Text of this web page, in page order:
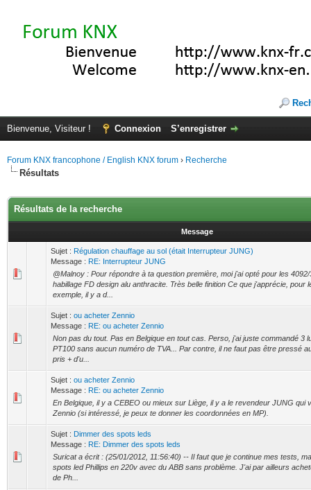
Bienvenue, Visiteur ! Connexion S’enregistrer
Forum KNX francophone / English KNX forum › Recherche
Résultats
Résultats de la recherche
Message
Sujet : Régulation chauffage au sol (était Interrupteur JUNG)
Message : RE: Interrupteur JUNG
@Malnoy : Pour répondre à ta question première, moi j'ai opté pour les
habillage FD design alu anthracite. Très belle finition Ce que j'apprécie, pour
exemple, il y a d...
Sujet : ou acheter Zennio
Message : RE: ou acheter Zennio
Non pas du tout. Pas en Belgique en tout cas. Perso, j'ai juste commandé 3
PT100 sans aucun numéro de TVA... Par contre, il ne faut pas être pressé
pris + d'u...
Sujet : ou acheter Zennio
Message : RE: ou acheter Zennio
En Belgique, il y a CEBEO ou mieux sur Liège, il y a le revendeur JUNG qui
Zennio (si intéressé, je peux te donner les coordonnées en MP).
Sujet : Dimmer des spots leds
Message : RE: Dimmer des spots leds
Suricat a écrit : (25/01/2012, 11:56:40) -- Il faut que je continue mes tests,
spots led Phillips en 220v avec du ABB sans problème. J'ai par ailleurs
de Ph...